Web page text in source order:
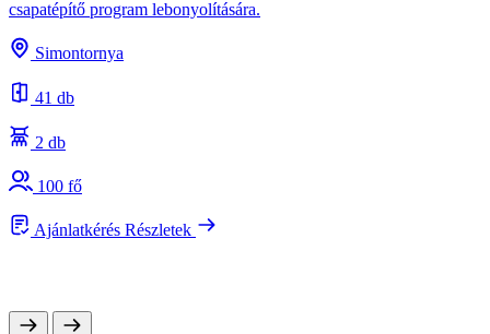
csapatépítő program lebonyolítására.
Simontornya
41 db
2 db
100 fő
Ajánlatkérés Részletek